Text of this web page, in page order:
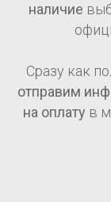
наличие
Сразу как
отправим
на оплату в